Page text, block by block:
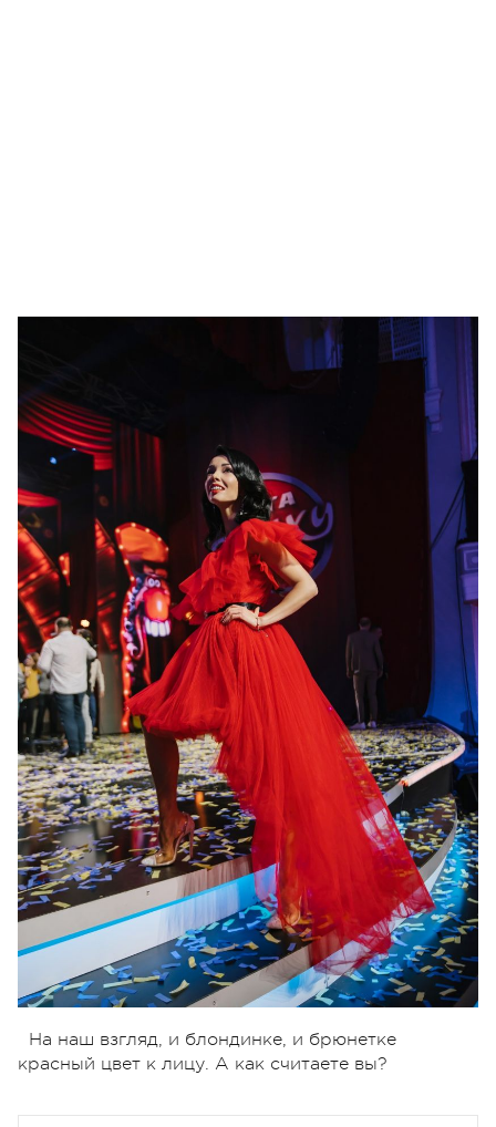
На наш взгляд, и блондинке, и брюнетке
красный цвет к лицу. А как считаете вы?